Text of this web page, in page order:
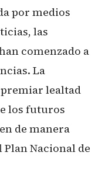
por medios
las
comenzado a
La
premiar lealtad
los futuros
de manera
Nacional de